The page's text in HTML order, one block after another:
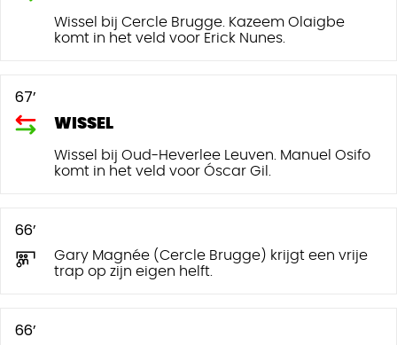
Wissel bij Cercle Brugge. Kazeem Olaigbe
komt in het veld voor Erick Nunes.
67’
WISSEL
Wissel bij Oud-Heverlee Leuven. Manuel Osifo
komt in het veld voor Óscar Gil.
66’
Gary Magnée (Cercle Brugge) krijgt een vrije
trap op zijn eigen helft.
66’